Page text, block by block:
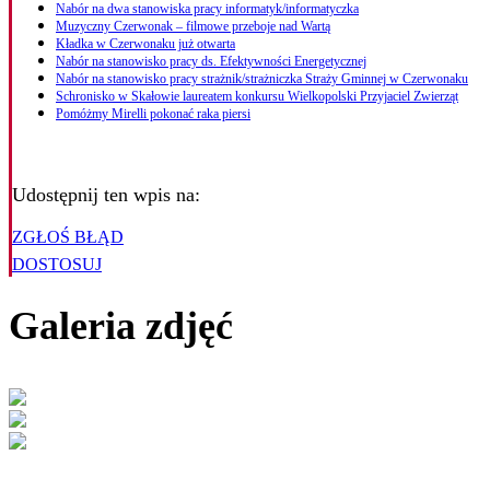
Nabór na dwa stanowiska pracy informatyk/informatyczka
Muzyczny Czerwonak – filmowe przeboje nad Wartą
Kładka w Czerwonaku już otwarta
Nabór na stanowisko pracy ds. Efektywności Energetycznej
Nabór na stanowisko pracy strażnik/strażniczka Straży Gminnej w Czerwonaku
Schronisko w Skałowie laureatem konkursu Wielkopolski Przyjaciel Zwierząt
Pomóżmy Mirelli pokonać raka piersi
Udostępnij ten wpis na:
ZGŁOŚ BŁĄD
DOSTOSUJ
Galeria zdjęć